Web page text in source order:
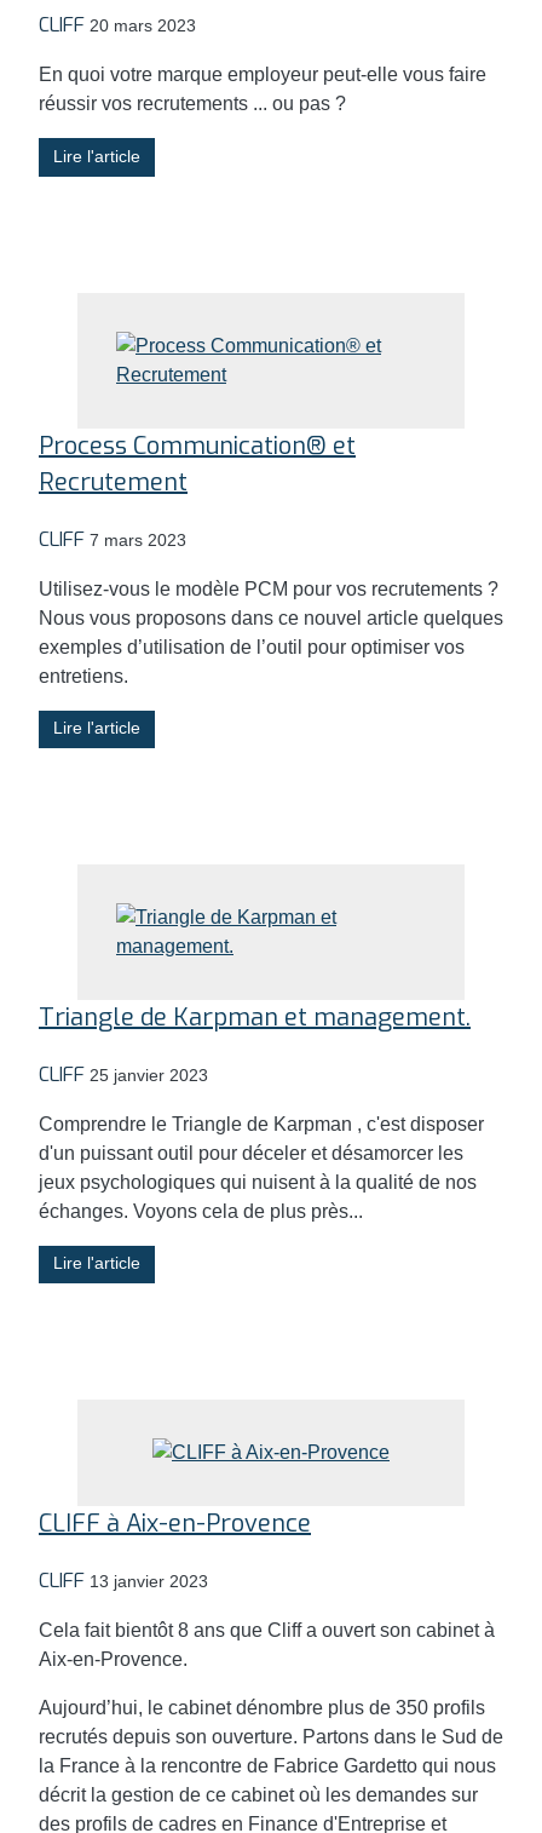
CLIFF 20 mars 2023
En quoi votre marque employeur peut-elle vous faire
réussir vos recrutements ... ou pas ?
Lire l'article
Process Communication® et
Recrutement
CLIFF 7 mars 2023
Utilisez-vous le modèle PCM pour vos recrutements ?
Nous vous proposons dans ce nouvel article quelques
exemples d’utilisation de l’outil pour optimiser vos
entretiens.
Lire l'article
Triangle de Karpman et management.
CLIFF 25 janvier 2023
Comprendre le Triangle de Karpman , c'est disposer
d'un puissant outil pour déceler et désamorcer les
jeux psychologiques qui nuisent à la qualité de nos
échanges. Voyons cela de plus près...
Lire l'article
CLIFF à Aix-en-Provence
CLIFF 13 janvier 2023
Cela fait bientôt 8 ans que Cliff a ouvert son cabinet à
Aix-en-Provence.
Aujourd’hui, le cabinet dénombre plus de 350 profils
recrutés depuis son ouverture. Partons dans le Sud de
la France à la rencontre de Fabrice Gardetto qui nous
décrit la gestion de ce cabinet où les demandes sur
des profils de cadres en Finance d'Entreprise et